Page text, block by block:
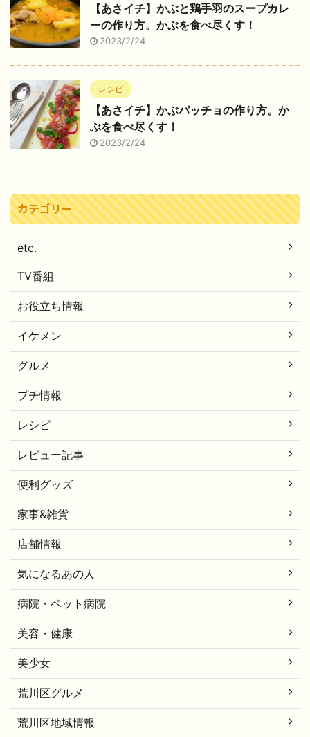
【あさイチ】かぶと鶏手羽のスープカレ
ーの作り方。かぶを食べ尽くす！
2023/2/24
レシピ
【あさイチ】かぶパッチョの作り方。か
ぶを食べ尽くす！
2023/2/24
カテゴリー
etc.
TV番組
お役立ち情報
イケメン
グルメ
プチ情報
レシピ
レビュー記事
便利グッズ
家事&雑貨
店舗情報
気になるあの人
病院・ペット病院
美容・健康
美少女
荒川区グルメ
荒川区地域情報